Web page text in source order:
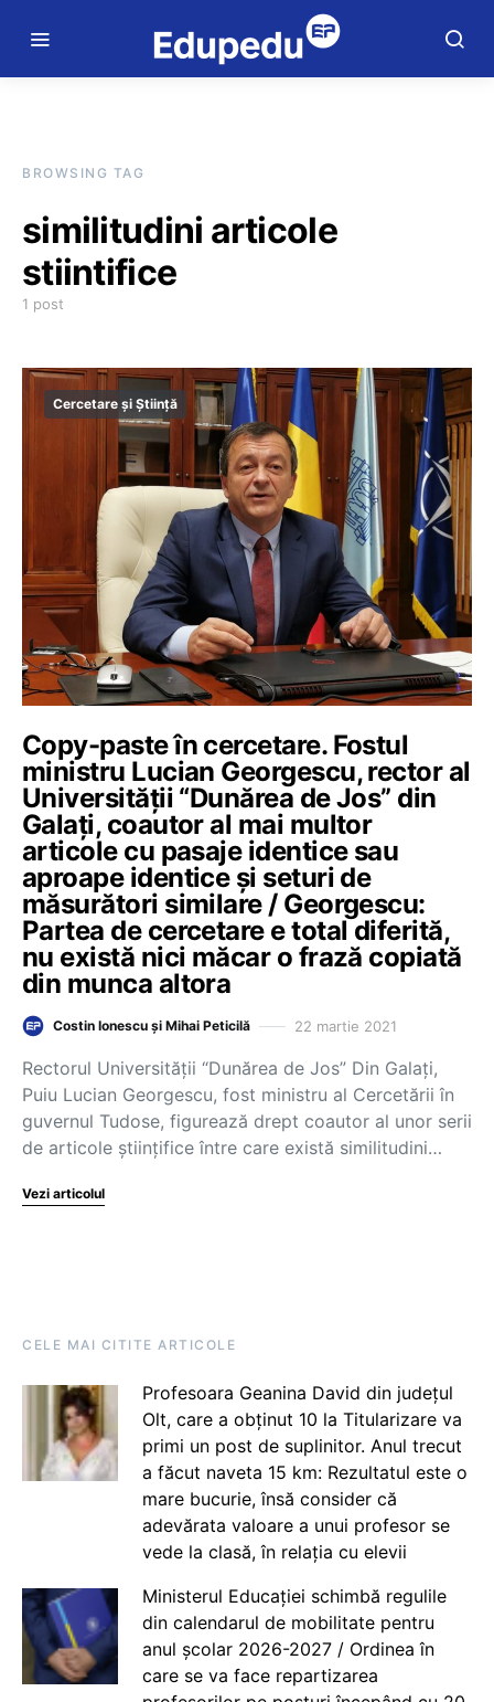
BROWSING TAG
similitudini articole
stiintifice
1 post
Cercetare și Știință
Copy-paste în cercetare. Fostul
ministru Lucian Georgescu, rector al
Universității “Dunărea de Jos” din
Galați, coautor al mai multor
articole cu pasaje identice sau
aproape identice și seturi de
măsurători similare / Georgescu:
Partea de cercetare e total diferită,
nu există nici măcar o frază copiată
din munca altora
Costin Ionescu și Mihai Peticilă 22 martie 2021
Rectorul Universității “Dunărea de Jos” Din Galați,
Puiu Lucian Georgescu, fost ministru al Cercetării în
guvernul Tudose, figurează drept coautor al unor serii
de articole științifice între care există similitudini…
Vezi articolul
CELE MAI CITITE ARTICOLE
Profesoara Geanina David din județul
Olt, care a obținut 10 la Titularizare va
primi un post de suplinitor. Anul trecut
a făcut naveta 15 km: Rezultatul este o
mare bucurie, însă consider că
adevărata valoare a unui profesor se
vede la clasă, în relația cu elevii
Ministerul Educației schimbă regulile
din calendarul de mobilitate pentru
anul școlar 2026-2027 / Ordinea în
care se va face repartizarea